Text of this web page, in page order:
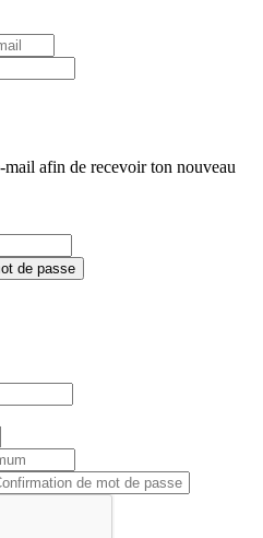
mail afin de recevoir ton nouveau
de passe